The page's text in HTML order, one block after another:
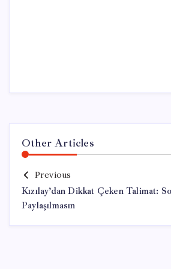
Other Articles
Previous
Kızılay’dan Dikkat Çeken Talimat:
Paylaşılmasın